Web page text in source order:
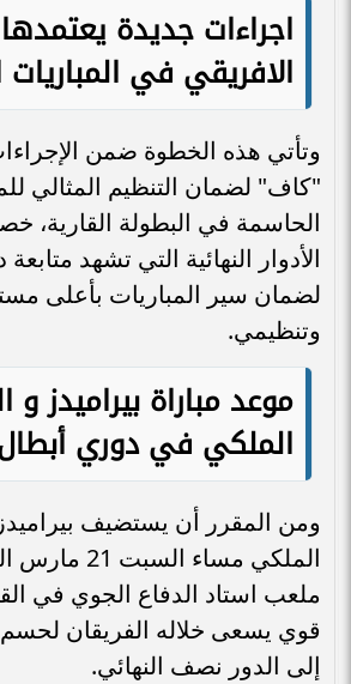
اجراءات جديدة يعتمدها
الافريقي في
وتأتي هذه الخطوة ضمن
"كاف" لضمان التنظيم المثالي
الحاسمة في البطولة القارية،
الأدوار النهائية التي تشهد
لضمان سير المباريات بأعلى
وتنظيمي.
موعد مباراة بيراميدز
الملكي في دوري أبطال
ومن المقرر أن يستضيف
الملكي مساء
ملعب استاد الدفاع الجوي في
قوي يسعى خلاله الفريقان لحسم
إلى الدور نصف النهائي.